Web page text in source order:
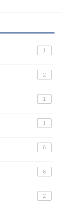
1
2
1
1
6
6
2